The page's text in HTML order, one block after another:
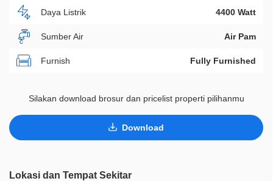
Daya Listrik 4400 Watt
Sumber Air Air Pam
Furnish Fully Furnished
Silakan download brosur dan pricelist properti pilihanmu
Download
Lokasi dan Tempat Sekitar